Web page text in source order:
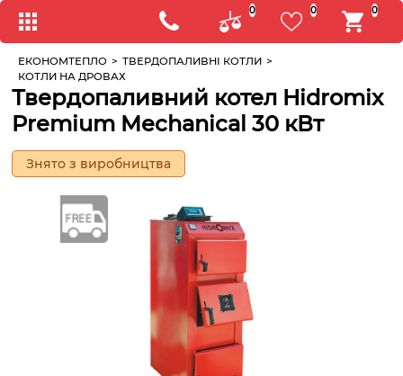
0 0 0
ЕКОНОМТЕПЛО > ТВЕРДОПАЛИВНІ КОТЛИ >
КОТЛИ НА ДРОВАХ
Твердопаливний котел Hidromix
Premium Mechanical 30 кВт
Знято з виробництва